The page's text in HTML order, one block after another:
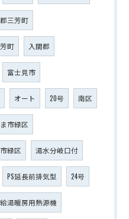
三芳町
町 入間郡
富士見市
オート 20号 南区
市緑区
緑区 湯水分岐口付
PS延長前排気型 24号
給湯暖房用熱源機